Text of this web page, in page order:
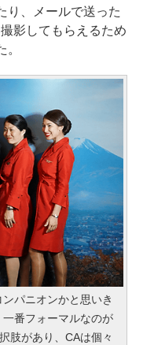
り、メールで送った
影してもらえるため
パニオンかと思いき
番フォーマルなのが
肢があり、CAは個々